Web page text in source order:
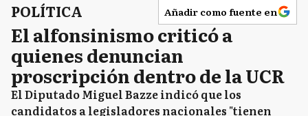
POLÍTICA Añadir como fuente en
El alfonsinismo criticó a
quienes denuncian
proscripción dentro de la UCR
El Diputado Miguel Bazze indicó que los
candidatos a legisladores nacionales "tienen